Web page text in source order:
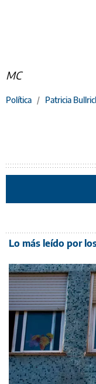
MC
Política / Patricia
Lo más leído por